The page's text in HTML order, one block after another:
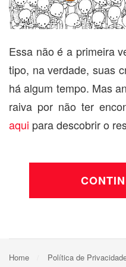
Essa não é a primeira
tipo, na verdade, suas
há algum tempo. Mas
raiva por não ter
aqui para descobrir o
Home Política de